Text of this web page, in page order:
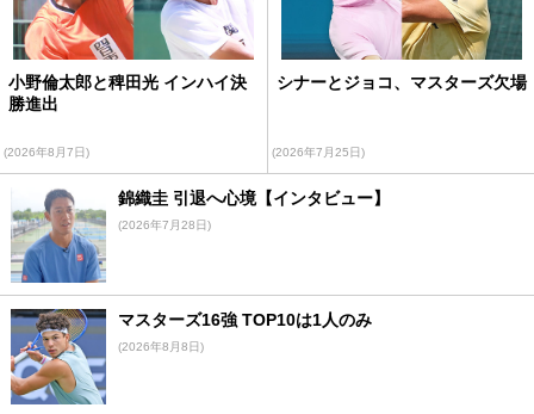
小野倫太郎と稗田光 インハイ決
勝進出
(2026年8月7日)
シナーとジョコ、マスターズ欠場
(2026年7月25日)
錦織圭 引退へ心境【インタビュー】
(2026年7月28日)
マスターズ16強 TOP10は1人のみ
(2026年8月8日)